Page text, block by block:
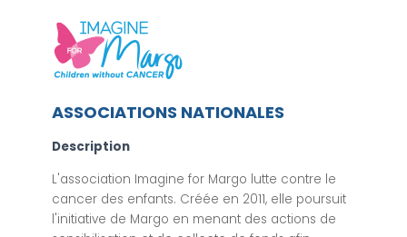
ASSOCIATIONS NATIONALES
Description
L'association Imagine for Margo lutte contre le
cancer des enfants. Créée en 2011, elle poursuit
l'initiative de Margo en menant des actions de